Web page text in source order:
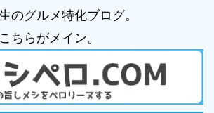
のグルメ特化ブログ。
ちらがメイン。